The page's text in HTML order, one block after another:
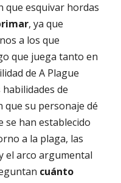
que esquivar hordas
, ya que
a los que
que juega tanto en
de A Plague
de
que su personaje dé
se han establecido
a la plaga, las
el arco argumental
cuánto